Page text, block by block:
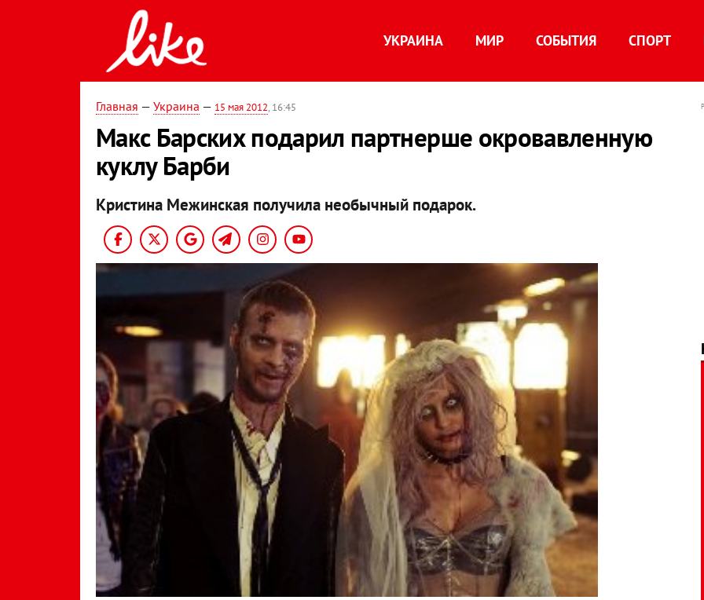
УКРАИНА МИР СОБЫТИЯ СПОРТ
Главная — Украина — 15 мая 2012, 16:45
Макс Барских подарил партнерше окровавленную
куклу Барби
Кристина Межинская получила необычный подарок.